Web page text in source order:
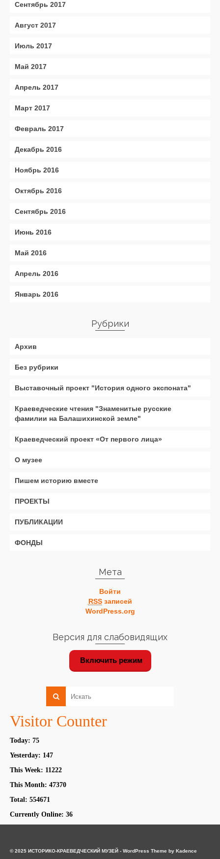
Сентябрь 2017
Август 2017
Июль 2017
Май 2017
Апрель 2017
Март 2017
Февраль 2017
Декабрь 2016
Ноябрь 2016
Октябрь 2016
Сентябрь 2016
Июнь 2016
Май 2016
Апрель 2016
Январь 2016
Рубрики
Архив
Без рубрики
Выставочный проект "История одного экспоната"
Краеведческие чтения "Знаменитые русские
фамилии на Балашихинской земле"
Краеведческий проект «От первого лица»
О музее
Пишем историю вместе
ПРОЕКТЫ
ПУБЛИКАЦИИ
ФОНДЫ
Мета
Войти
RSSзаписей
WordPress.org
Версия для слабовидящих
Включить режим
Visitor Counter
Today: 75
Yesterday: 147
This Week: 11222
This Month: 47370
Total: 554671
Currently Online: 36
© 2025 ИСТОРИКО-КРАЕВЕДЧЕСКИЙ МУЗЕЙ - WordPress Theme by Kadence